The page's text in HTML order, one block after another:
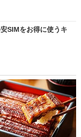
SIMをお得に使うキ